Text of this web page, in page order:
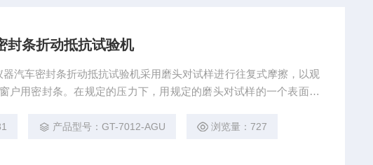
封条折动抵抗试验机
器汽车密封条折动抵抗试验机采用磨头对试样进行往复式摩擦，以观
户用密封条。在规定的压力下，用规定的磨头对试样的一个表面以
产品型号：GT-7012-AGU 浏览量：727